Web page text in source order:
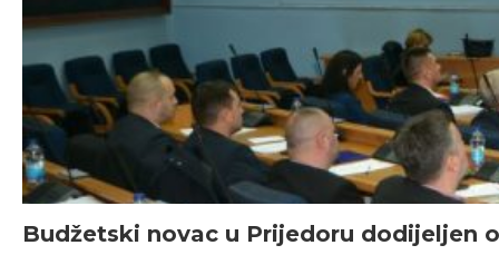
Budžetski novac u Prijedoru dodijeljen